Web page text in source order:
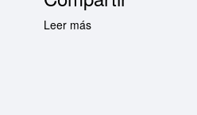
Leer más